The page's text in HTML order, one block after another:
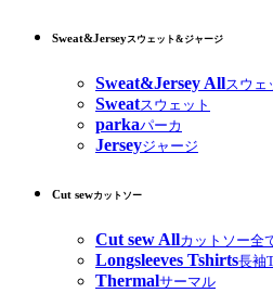
Sweat&Jerseyスウェット&ジャージ
Sweat&Jersey Allスウェ
Sweatスウェット
parkaパーカ
Jerseyジャージ
Cut sewカットソー
Cut sew Allカットソー全
Longsleeves Tshirts長袖
Thermalサーマル